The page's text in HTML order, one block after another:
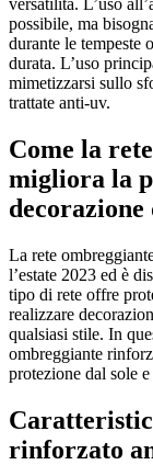
possibile, ma
durante le tempeste
durata. L’uso
mimetizzarsi sullo
trattate anti-uv.
Come la
migliora la
La rete
l’estate 2023 ed è
tipo di rete offre
realizzare
qualsiasi stile. In
ombreggiante
protezione dal sole
rinforzato